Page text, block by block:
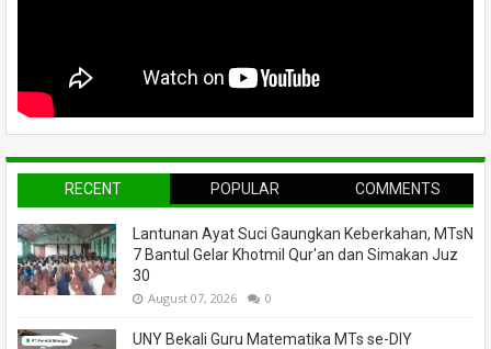
RECENT POPULAR COMMENTS
Lantunan Ayat Suci Gaungkan Keberkahan, MTsN
7 Bantul Gelar Khotmil Qur'an dan Simakan Juz
30
August 07, 2026 0
UNY Bekali Guru Matematika MTs se-DIY